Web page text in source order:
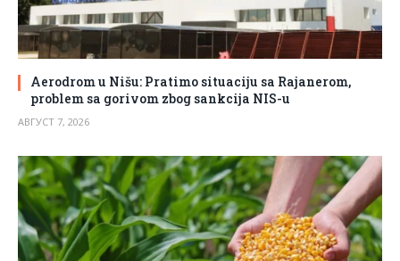
Aerodrom u Nišu: Pratimo situaciju sa Rajanerom,
problem sa gorivom zbog sankcija NIS-u
АВГУСТ 7, 2026